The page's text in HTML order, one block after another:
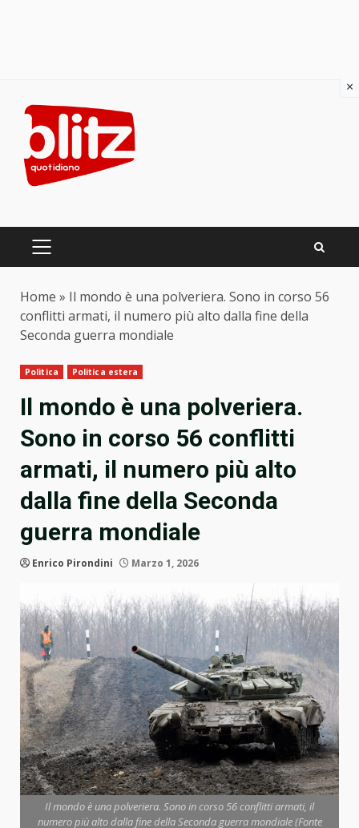
content
PRIMARY
Home » Il mondo è una polveriera. Sono in corso 56
conflitti armati, il numero più alto dalla fine della
Seconda guerra mondiale
Politica Politica estera
Il mondo è una polveriera.
Sono in corso 56 conflitti
armati, il numero più alto
dalla fine della Seconda
guerra mondiale
Enrico Pirondini Marzo 1, 2026
Il mondo è una polveriera. Sono in corso 56 conflitti armati, il
numero più alto dalla fine della Seconda guerra mondiale (Fonte
×